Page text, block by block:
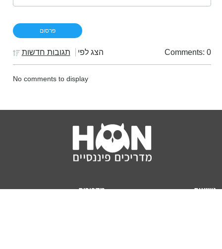
Comments: 0 הצג לפי תגובות חדשות
No comments to display
נושאים
מדריכים